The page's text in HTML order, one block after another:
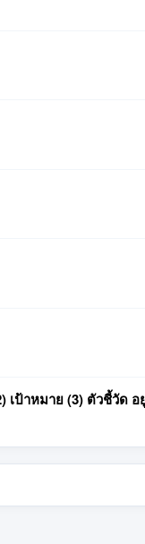
ป้าหมาย (3) ตัวชี้วัด อ